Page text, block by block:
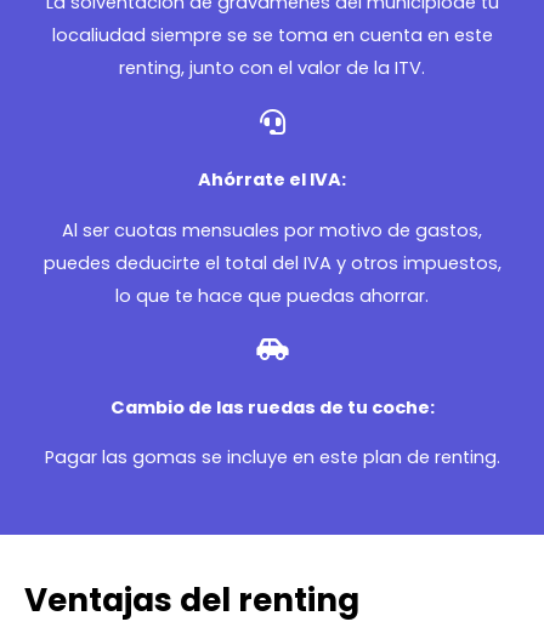
localiudad siempre se se toma en cuenta en este
renting, junto con el valor de la ITV.
Ahórrate el IVA:
Al ser cuotas mensuales por motivo de gastos,
puedes deducirte el total del IVA y otros impuestos,
lo que te hace que puedas ahorrar.
Cambio de las ruedas de tu coche:
Pagar las gomas se incluye en este plan de renting.
Ventajas del renting